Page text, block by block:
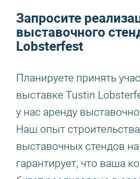
Запросите
выставочного
Lobsterfest
Планируете принять
выставке Tustin
у нас аренду
Наш опыт строительства
выставочных стендов на
гарантирует, что ваша